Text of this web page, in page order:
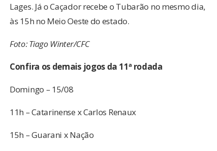
Lages. Já o Caçador recebe o Tubarão no mesmo dia,
às 15h no Meio Oeste do estado.
Foto: Tiago Winter/CFC
Confira os demais jogos da 11ª rodada
Domingo – 15/08
11h – Catarinense x Carlos Renaux
15h – Guarani x Nação